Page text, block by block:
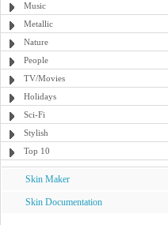
Music
Metallic
Nature
People
TV/Movies
Holidays
Sci-Fi
Stylish
Top 10
Skin Maker
Skin Documentation